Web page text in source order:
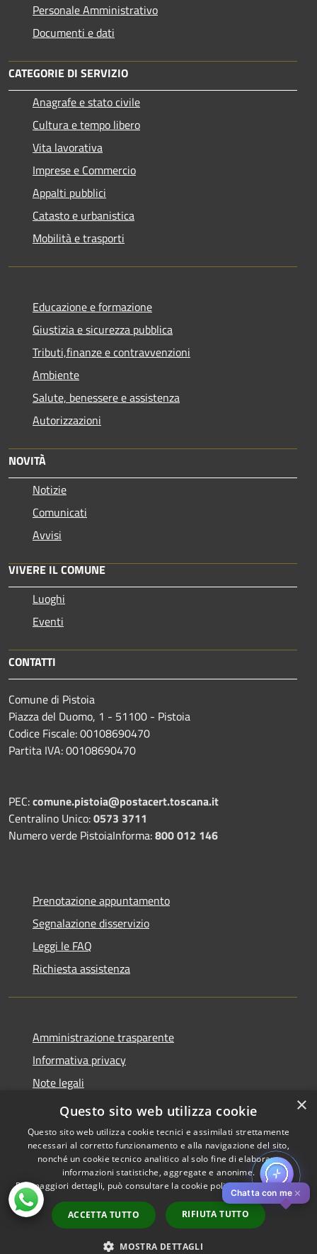
Personale Amministrativo
Documenti e dati
CATEGORIE DI SERVIZIO
Anagrafe e stato civile
Cultura e tempo libero
Vita lavorativa
Imprese e Commercio
Appalti pubblici
Catasto e urbanistica
Mobilità e trasporti
Educazione e formazione
Giustizia e sicurezza pubblica
Tributi,finanze e contravvenzioni
Ambiente
Salute, benessere e assistenza
Autorizzazioni
NOVITÀ
Notizie
Comunicati
Avvisi
VIVERE IL COMUNE
Luoghi
Eventi
CONTATTI
Comune di Pistoia
Piazza del Duomo, 1 - 51100 - Pistoia
Codice Fiscale: 00108690470
Partita IVA: 00108690470
PEC:comune.pistoia@postacert.toscana.it
Centralino Unico:0573 3711
Numero verde PistoiaInforma:800 012 146
Prenotazione appuntamento
Segnalazione disservizio
Leggi le FAQ
Richiesta assistenza
Amministrazione trasparente
Informativa privacy
Note legali
Dichiarazione di accessibilità
Accessibilità
Privacy
Copyright © 2026 • Comune di
Pistoia • Powered by
Municipium•
Accesso
redazione
Chatta con me ✕
×
Questo sito web utilizza cookie
Questo sito web utilizza cookie tecnici e assimilati strettamente
necessari al corretto funzionamento e alla navigazione del sito,
nonché un cookie tecnico analitico al solo fine di elaborare
informazioni statistiche, aggregate e anonime.
Per maggiori dettagli, può consultare la cookie policy al seguentelink
ACCETTA TUTTO RIFIUTA TUTTO
MOSTRA DETTAGLI